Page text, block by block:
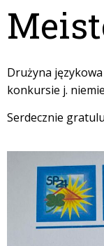
Drużyna językowa
konkursie j.
Serdecznie